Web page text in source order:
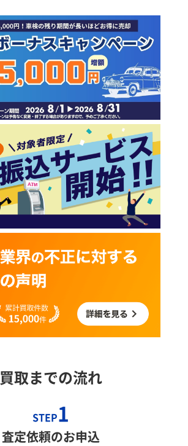
買取までの流れ
STEP1
査定依頼のお申込